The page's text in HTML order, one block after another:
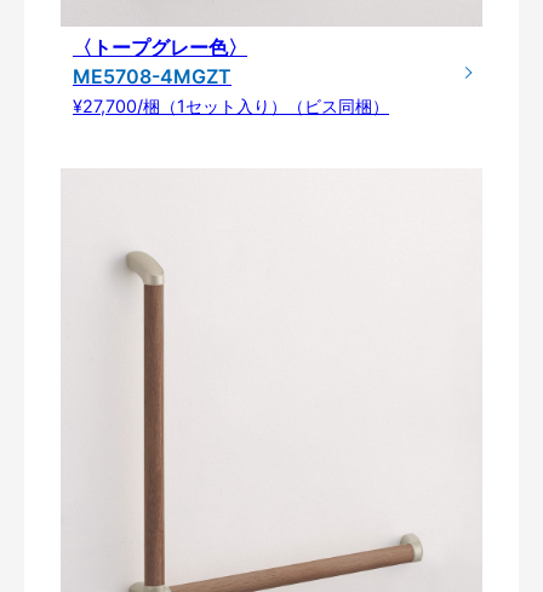
〈トープグレー色〉
ME5708-4MGZT
¥27,700/梱（1セット入り）（ビス同梱）